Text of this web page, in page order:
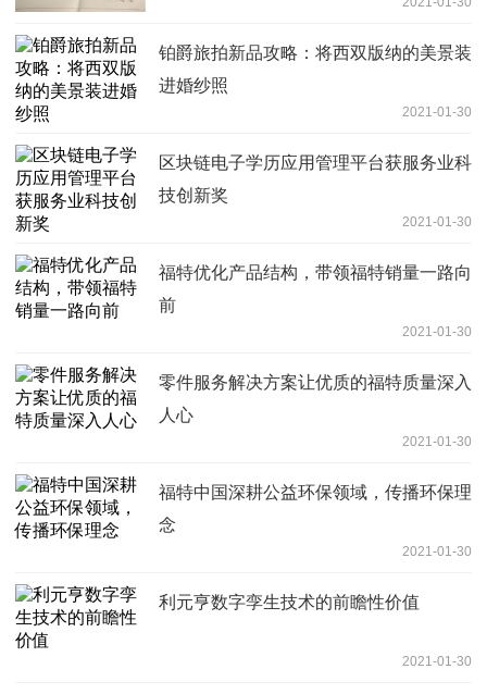
铂爵旅拍新品攻略：将西双版纳的美景装
进婚纱照
2021-01-30
区块链电子学历应用管理平台获服务业科
技创新奖
2021-01-30
福特优化产品结构，带领福特销量一路向
前
2021-01-30
零件服务解决方案让优质的福特质量深入
人心
2021-01-30
福特中国深耕公益环保领域，传播环保理
念
2021-01-30
利元亨数字孪生技术的前瞻性价值
2021-01-30